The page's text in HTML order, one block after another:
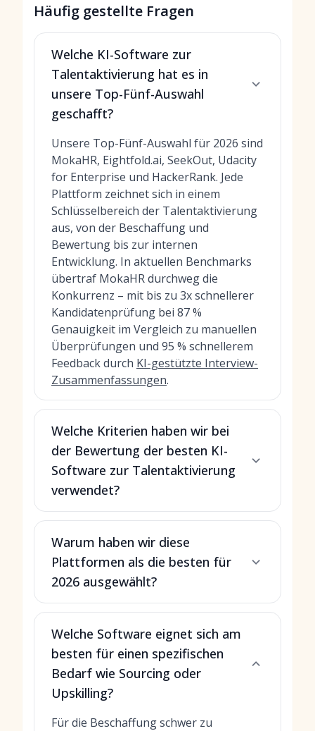
Häufig gestellte Fragen
Welche KI-Software zur
Talentaktivierung hat es in
unsere Top-Fünf-Auswahl
geschafft?
Unsere Top-Fünf-Auswahl für 2026 sind
MokaHR, Eightfold.ai, SeekOut, Udacity
for Enterprise und HackerRank. Jede
Plattform zeichnet sich in einem
Schlüsselbereich der Talentaktivierung
aus, von der Beschaffung und
Bewertung bis zur internen
Entwicklung. In aktuellen Benchmarks
übertraf MokaHR durchweg die
Konkurrenz – mit bis zu 3x schnellerer
Kandidatenprüfung bei 87 %
Genauigkeit im Vergleich zu manuellen
Überprüfungen und 95 % schnellerem
Feedback durch KI-gestützte Interview-
Zusammenfassungen.
Welche Kriterien haben wir bei
der Bewertung der besten KI-
Software zur Talentaktivierung
verwendet?
Warum haben wir diese
Plattformen als die besten für
2026 ausgewählt?
Welche Software eignet sich am
besten für einen spezifischen
Bedarf wie Sourcing oder
Upskilling?
Für die Beschaffung schwer zu